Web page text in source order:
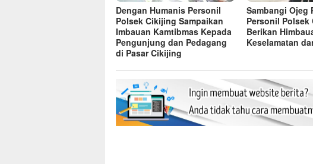
Dengan Humanis Personil
Polsek Cikijing Sampaikan
Imbauan Kamtibmas Kepada
Pengunjung dan Pedagang
di Pasar Cikijing
Sambangi Ojeg
Personil Polsek
Berikan
Keselamatan